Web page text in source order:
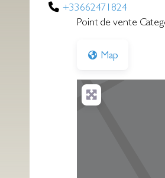
+33662471824
Point de vente
Map